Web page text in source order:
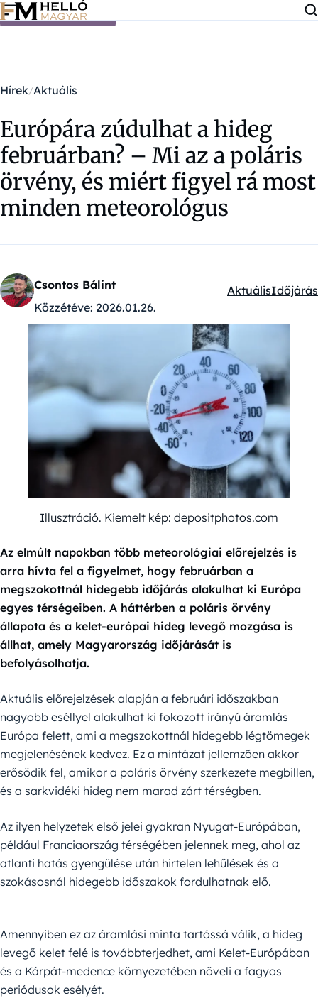
Ugrás a tartalomra
Hírek Aktuális
Európára zúdulhat a hideg
februárban? – Mi az a poláris
örvény, és miért figyel rá most
minden meteorológus
Csontos Bálint
Közzétéve: 2026.01.26.
Kategóriák:
AktuálisIdőjárás
Illusztráció. Kiemelt kép: depositphotos.com
Az elmúlt napokban több meteorológiai előrejelzés is
arra hívta fel a figyelmet, hogy februárban a
megszokottnál hidegebb időjárás alakulhat ki Európa
egyes térségeiben. A háttérben a poláris örvény
állapota és a kelet-európai hideg levegő mozgása is
állhat, amely Magyarország időjárását is
befolyásolhatja.
Aktuális előrejelzések alapján a februári időszakban
nagyobb eséllyel alakulhat ki fokozott irányú áramlás
Európa felett, ami a megszokottnál hidegebb légtömegek
megjelenésének kedvez. Ez a mintázat jellemzően akkor
erősödik fel, amikor a poláris örvény szerkezete megbillen,
és a sarkvidéki hideg nem marad zárt térségben.
Az ilyen helyzetek első jelei gyakran Nyugat-Európában,
például Franciaország térségében jelennek meg, ahol az
atlanti hatás gyengülése után hirtelen lehűlések és a
szokásosnál hidegebb időszakok fordulhatnak elő.
Amennyiben ez az áramlási minta tartóssá válik, a hideg
levegő kelet felé is továbbterjedhet, ami Kelet-Európában
és a Kárpát-medence környezetében növeli a fagyos
periódusok esélyét.